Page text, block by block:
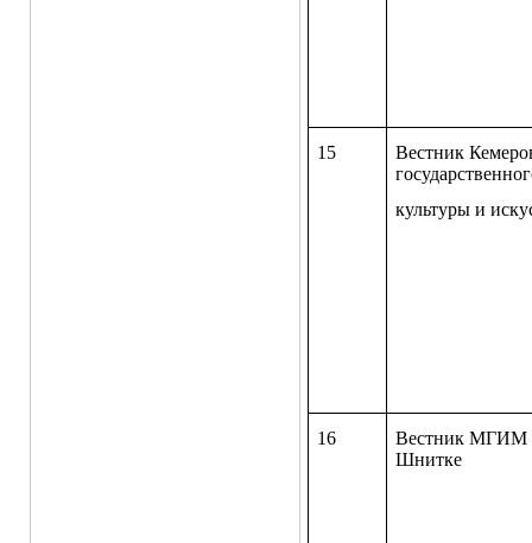
15
Вестник
культуры и
16
Вестник МГИМ
Шнитке